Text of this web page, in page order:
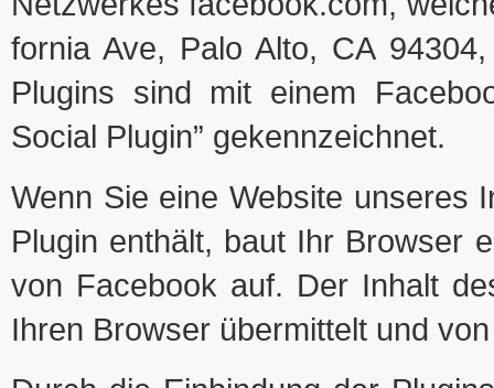
for­nia Ave, Palo Alto, CA
Plugins sind mit einem
Social Plu­gin” gekennzeichnet.
Wenn Sie eine Web­site unse­res
Plu­gin ent­hält, baut Ihr Brow­ser
von Face­book auf. Der Inhalt
Ihren Brow­ser über­mit­telt und